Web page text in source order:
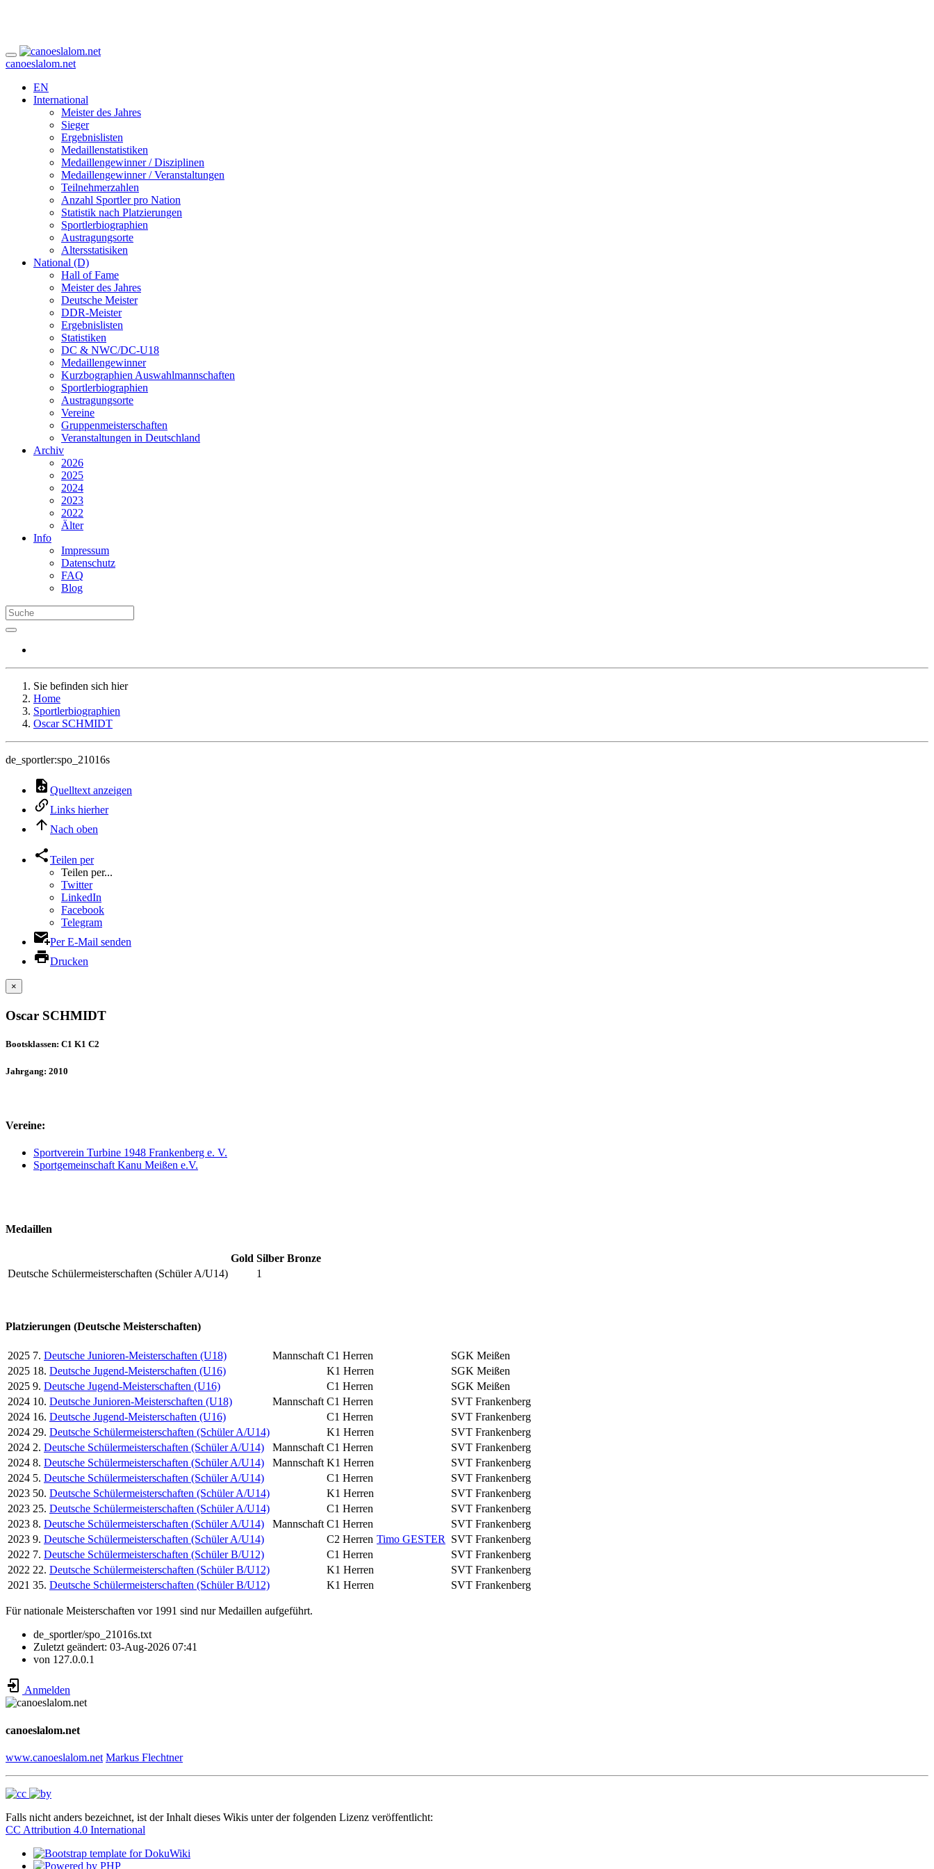
canoeslalom.net
EN
International
Meister des Jahres
Sieger
Ergebnislisten
Medaillenstatistiken
Medaillengewinner / Disziplinen
Medaillengewinner / Veranstaltungen
Teilnehmerzahlen
Anzahl Sportler pro Nation
Statistik nach Platzierungen
Sportlerbiographien
Austragungsorte
Altersstatisiken
National (D)
Hall of Fame
Meister des Jahres
Deutsche Meister
DDR-Meister
Ergebnislisten
Statistiken
DC & NWC/DC-U18
Medaillengewinner
Kurzbographien Auswahlmannschaften
Sportlerbiographien
Austragungsorte
Vereine
Gruppenmeisterschaften
Veranstaltungen in Deutschland
Archiv
2026
2025
2024
2023
2022
Älter
Info
Impressum
Datenschutz
FAQ
Blog
Sie befinden sich hier
Home
Sportlerbiographien
Oscar SCHMIDT
de_sportler:spo_21016s
Quelltext anzeigen
Links hierher
Nach oben
Teilen per
Teilen per...
Twitter
LinkedIn
Facebook
Telegram
Per E-Mail senden
Drucken
×
Oscar SCHMIDT
Bootsklassen: C1 K1 C2
Jahrgang: 2010
Vereine:
Sportverein Turbine 1948 Frankenberg e. V.
Sportgemeinschaft Kanu Meißen e.V.
Medaillen
Gold Silber Bronze
Deutsche Schülermeisterschaften (Schüler A/U14)
1
Platzierungen (Deutsche Meisterschaften)
2025 7. Deutsche Junioren-Meisterschaften (U18) Mannschaft C1 Herren
SGK Meißen
2025 18. Deutsche Jugend-Meisterschaften (U16) K1 Herren
SGK Meißen
2025 9. Deutsche Jugend-Meisterschaften (U16) C1 Herren
SGK Meißen
2024 10. Deutsche Junioren-Meisterschaften (U18) Mannschaft C1 Herren
SVT Frankenberg
2024 16. Deutsche Jugend-Meisterschaften (U16) C1 Herren
SVT Frankenberg
2024 29. Deutsche Schülermeisterschaften (Schüler A/U14) K1 Herren
SVT Frankenberg
2024 2. Deutsche Schülermeisterschaften (Schüler A/U14) Mannschaft C1 Herren
SVT Frankenberg
2024 8. Deutsche Schülermeisterschaften (Schüler A/U14) Mannschaft K1 Herren
SVT Frankenberg
2024 5. Deutsche Schülermeisterschaften (Schüler A/U14) C1 Herren
SVT Frankenberg
2023 50. Deutsche Schülermeisterschaften (Schüler A/U14) K1 Herren
SVT Frankenberg
2023 25. Deutsche Schülermeisterschaften (Schüler A/U14) C1 Herren
SVT Frankenberg
2023 8. Deutsche Schülermeisterschaften (Schüler A/U14) Mannschaft C1 Herren
SVT Frankenberg
2023 9. Deutsche Schülermeisterschaften (Schüler A/U14) C2 Herren Timo GESTER
SVT Frankenberg
2022 7. Deutsche Schülermeisterschaften (Schüler B/U12) C1 Herren
SVT Frankenberg
2022 22. Deutsche Schülermeisterschaften (Schüler B/U12) K1 Herren
SVT Frankenberg
2021 35. Deutsche Schülermeisterschaften (Schüler B/U12) K1 Herren SVT Frankenberg
Für nationale Meisterschaften vor 1991 sind nur Medaillen aufgeführt.
de_sportler/spo_21016s.txt
Zuletzt geändert: 03-Aug-2026 07:41
von 127.0.0.1
Anmelden
canoeslalom.net
www.canoeslalom.net Markus Flechtner
Falls nicht anders bezeichnet, ist der Inhalt dieses Wikis unter der folgenden Lizenz veröffentlicht:
CC Attribution 4.0 International